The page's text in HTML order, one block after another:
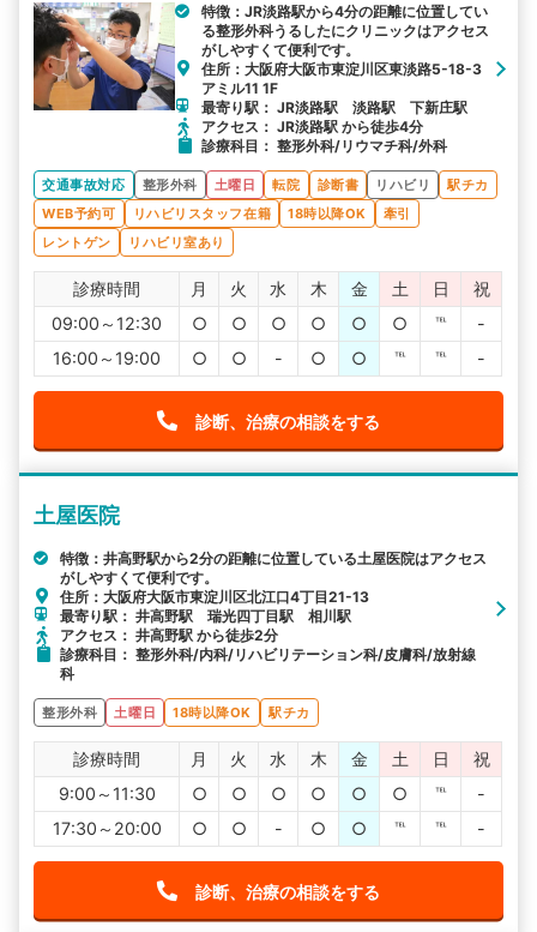
をしておりますので、お気軽にご相談くださいませ。
特徴：JR淡路駅から4分の距離に位置してい
る整形外科うるしたにクリニックはアクセス
がしやすくて便利です。
住所：大阪府大阪市東淀川区東淡路5-18-3
アミル11 1F
最寄り駅： JR淡路駅 淡路駅 下新庄駅
アクセス： JR淡路駅 から徒歩4分
診療科目： 整形外科/リウマチ科/外科
交通事故対応 整形外科 土曜日 転院 診断書 リハビリ
駅チカ
WEB予約可
リハビリスタッフ在籍 18時以降OK
牽引
レントゲン
リハビリ室あり
診療時間 月 火 水 木 金 土 日
祝
09:00～12:30
○ ○ ○ ○ ○ ○ ℡
-
16:00～19:00
○ ○ - ○ ○ ℡ ℡ -
診断、治療の相談をする
土屋医院
特徴：井高野駅から2分の距離に位置している土屋医院はアクセス
がしやすくて便利です。
住所：大阪府大阪市東淀川区北江口4丁目21-13
最寄り駅： 井高野駅 瑞光四丁目駅 相川駅
アクセス： 井高野駅 から徒歩2分
診療科目： 整形外科/内科/リハビリテーション科/皮膚科/放射線
科
整形外科 土曜日 18時以降OK 駅チカ
診療時間 月 火 水 木 金 土 日
祝
9:00～11:30
○ ○ ○ ○ ○ ○ ℡
-
17:30～20:00
○ ○ - ○ ○ ℡ ℡ -
診断、治療の相談をする